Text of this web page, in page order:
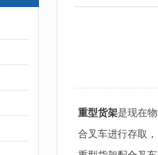
重型货架是现在
合叉车进行存取